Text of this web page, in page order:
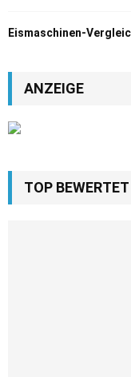
Eismaschinen-
ANZEIGE
TOP BEWERTET